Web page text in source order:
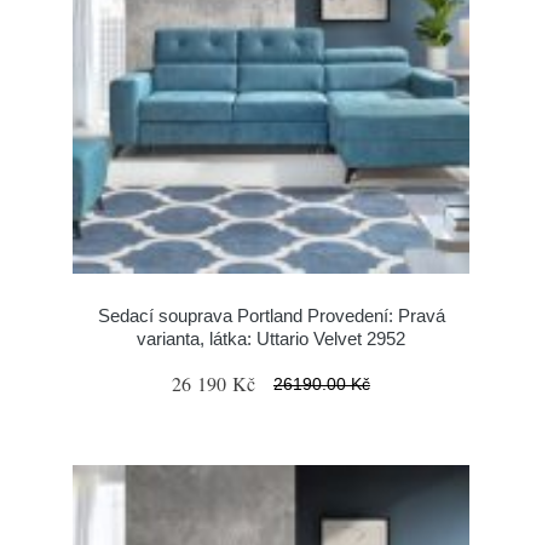
Sedací souprava Portland Provedení: Pravá
varianta, látka: Uttario Velvet 2952
26 190 Kč 26190.00 Kč